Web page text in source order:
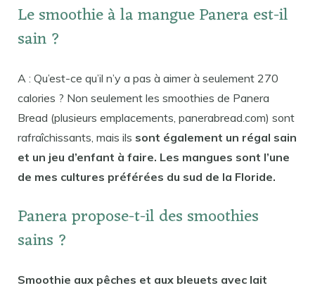
Le smoothie à la mangue Panera est-il
sain ?
A : Qu’est-ce qu’il n’y a pas à aimer à seulement 270
calories ? Non seulement les smoothies de Panera
Bread (plusieurs emplacements, panerabread.com) sont
rafraîchissants, mais ils sont également un régal sain
et un jeu d’enfant à faire. Les mangues sont l’une
de mes cultures préférées du sud de la Floride.
Panera propose-t-il des smoothies
sains ?
Smoothie aux pêches et aux bleuets avec lait